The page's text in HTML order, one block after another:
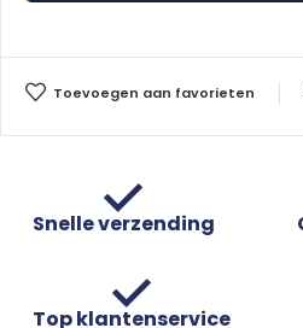
Toevoegen aan favorieten
Snelle verzending
Top klantenservice